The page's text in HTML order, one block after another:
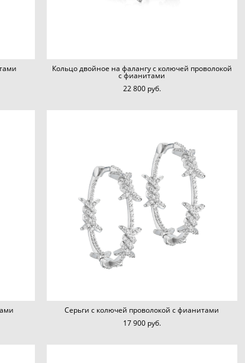
Кольцо двойное на фалангу с колючей проволокой
с фианитами
22 800 pуб.
Серьги с колючей проволокой с фианитами
17 900 pуб.